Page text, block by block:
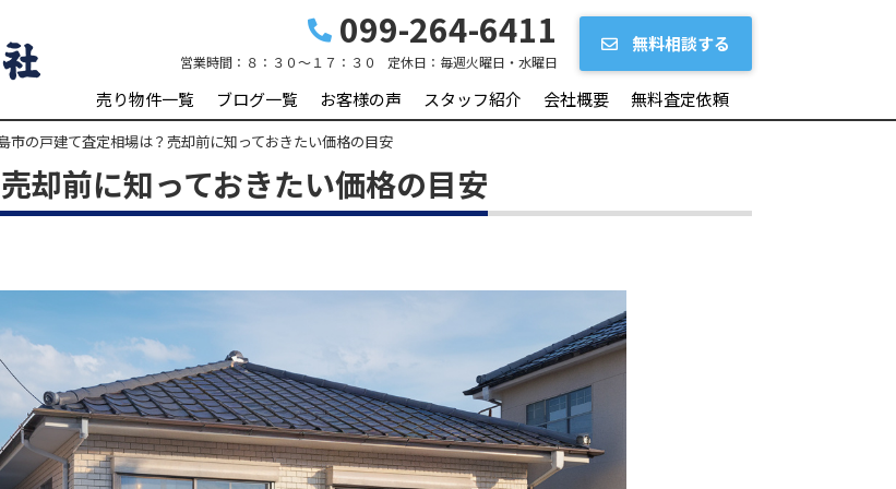
099-264-6411
営業時間： ８：３０～１７：３０ 定休日： 毎週火曜日・水曜日
無料相談する
売り物件一覧 ブログ一覧 お客様の声 スタッフ紹介 会社概要 無料査定依頼
市の戸建て査定相場は？売却前に知っておきたい価格の目安
却前に知っておきたい価格の目安